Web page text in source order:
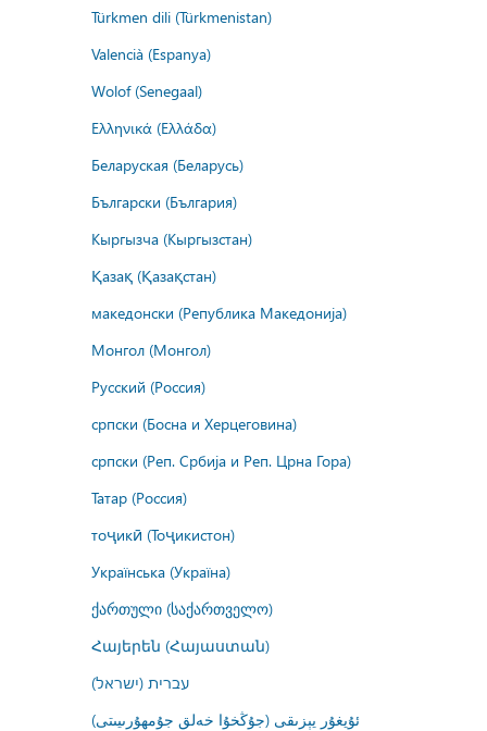
Türkmen dili (Türkmenistan)
Valencià (Espanya)
Wolof (Senegaal)
Ελληνικά (Ελλάδα)
Беларуская (Беларусь)
Български (България)
Кыргызча (Кыргызстан)
Қазақ (Қазақстан)
македонски (Република Македонија)
Монгол (Монгол)
Русский (Россия)
српски (Босна и Херцеговина)
српски (Реп. Србија и Реп. Црна Гора)
Татар (Россия)
тоҷикӣ (Тоҷикистон)
Українська (Україна)
ქართული (საქართველო)
Հայերեն (Հայաստան)
עברית (ישראל)
ئۇيغۇر يېزىقى (جۇڭخۇا خەلق جۇمھۇرىيىتى)